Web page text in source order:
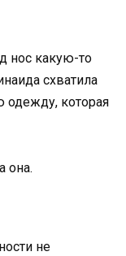
нос какую-то
схватила
одежду, которая
она.
не